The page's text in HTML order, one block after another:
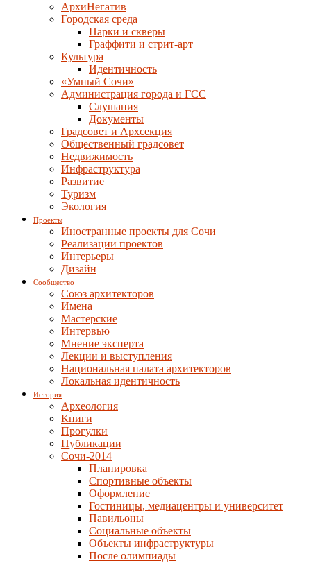
АрхиНегатив
Городская среда
Парки и скверы
Граффити и стрит-арт
Культура
Идентичность
«Умный Сочи»
Администрация города и ГСС
Слушания
Документы
Градсовет и Архсекция
Общественный градсовет
Недвижимость
Инфраструктура
Развитие
Туризм
Экология
Проекты
Иностранные проекты для Сочи
Реализации проектов
Интерьеры
Дизайн
Сообщество
Союз архитекторов
Имена
Мастерские
Интервью
Мнение эксперта
Лекции и выступления
Национальная палата архитекторов
Локальная идентичность
История
Археология
Книги
Прогулки
Публикации
Сочи-2014
Планировка
Спортивные объекты
Оформление
Гостиницы, медиацентры и университет
Павильоны
Социальные объекты
Объекты инфраструктуры
После олимпиады